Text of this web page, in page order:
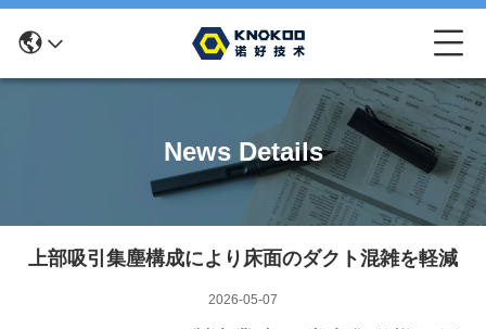
News Details
上部吸引集塵構成により床面のダクト混雑を軽減
2026-05-07